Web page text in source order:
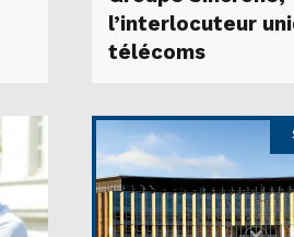
l’interlocuteur
télécoms